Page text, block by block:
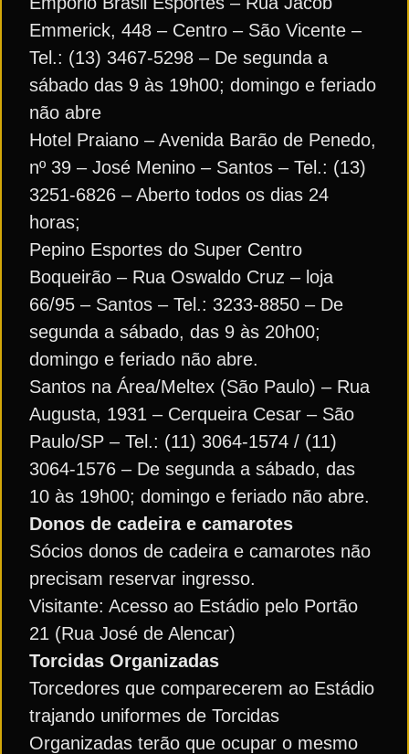
Emmerick, 448 – Centro – São Vicente –
Tel.: (13) 3467-5298 – De segunda a
sábado das 9 às 19h00; domingo e feriado
não abre
Hotel Praiano – Avenida Barão de Penedo,
nº 39 – José Menino – Santos – Tel.: (13)
3251-6826 – Aberto todos os dias 24
horas;
Pepino Esportes do Super Centro
Boqueirão – Rua Oswaldo Cruz – loja
66/95 – Santos – Tel.: 3233-8850 – De
segunda a sábado, das 9 às 20h00;
domingo e feriado não abre.
Santos na Área/Meltex (São Paulo) – Rua
Augusta, 1931 – Cerqueira Cesar – São
Paulo/SP – Tel.: (11) 3064-1574 / (11)
3064-1576 – De segunda a sábado, das
10 às 19h00; domingo e feriado não abre.
Donos de cadeira e camarotes
Sócios donos de cadeira e camarotes não
precisam reservar ingresso.
Visitante: Acesso ao Estádio pelo Portão
21 (Rua José de Alencar)
Torcidas Organizadas
Torcedores que comparecerem ao Estádio
trajando uniformes de Torcidas
Organizadas terão que ocupar o mesmo